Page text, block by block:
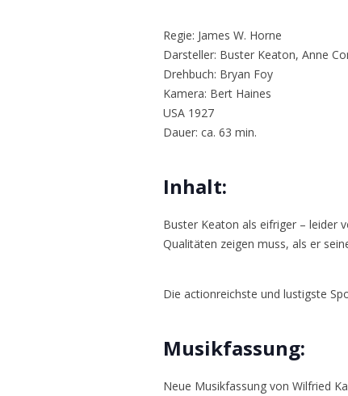
Regie: James W. Horne
Darsteller: Buster Keaton, Anne
Drehbuch: Bryan Foy
Kamera: Bert Haines
USA 1927
Dauer: ca. 63 min.
Inhalt:
Buster Keaton als eifriger – leider
Qualitäten zeigen muss, als er
Die actionreichste und lustigste
Musikfassung:
Neue Musikfassung von Wilfried